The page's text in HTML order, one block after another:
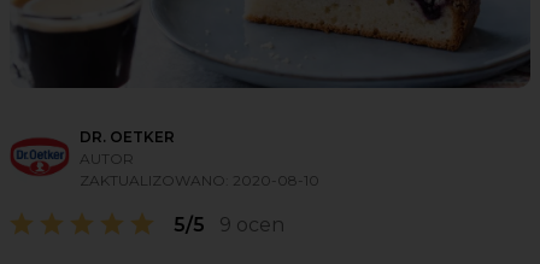
DR. OETKER
AUTOR
ZAKTUALIZOWANO: 2020-08-10
5/5 9 ocen